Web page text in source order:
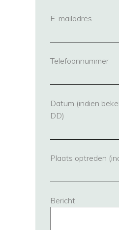
E-mailadres
Telefoonnummer
Datum (indien
DD)
Plaats optreden
Bericht